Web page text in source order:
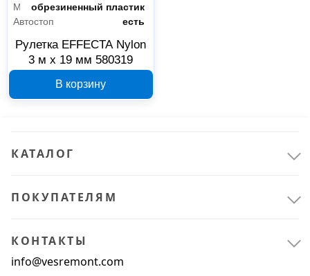
Ручной инструмент
обрезиненный пластик
Автостоп
есть
Рулетка EFFECTA Nylon
3 м x 19 мм 580319
В корзину
КАТАЛОГ
ПОКУПАТЕЛЯМ
КОНТАКТЫ
info@vesremont.com